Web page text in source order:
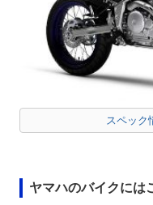
スペック
ヤマハのバイクには